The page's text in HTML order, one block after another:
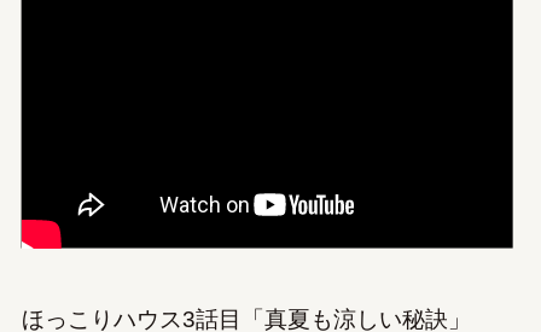
ほっこりハウス3話目「真夏も涼しい秘訣」